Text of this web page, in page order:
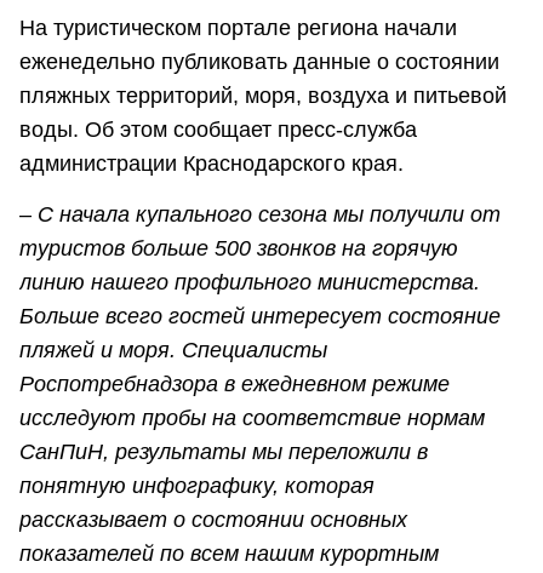
На туристическом портале региона начали
еженедельно публиковать данные о состоянии
пляжных территорий, моря, воздуха и питьевой
воды. Об этом сообщает пресс-служба
администрации Краснодарского края.
– С начала купального сезона мы получили от
туристов больше 500 звонков на горячую
линию нашего профильного министерства.
Больше всего гостей интересует состояние
пляжей и моря. Специалисты
Роспотребнадзора в ежедневном режиме
исследуют пробы на соответствие нормам
СанПиН, результаты мы переложили в
понятную инфографику, которая
рассказывает о состоянии основных
показателей по всем нашим курортным